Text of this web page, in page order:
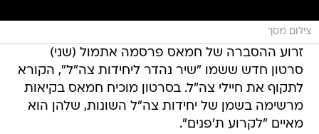
צילום מסך
זרוע ההסברה של חמאס פרסמה אתמול (שני)
סרטון חדש ששמו "שיר נהדר ליחידות צה"ל", הקורא
לתקוף את חיילי צה"ל. בסרטון מוכיח חמאס בקיאות
מרשימה בשמן של יחידות צה"ל השונות, שלהן הוא
מאיים "לקרוע ת'פנים".